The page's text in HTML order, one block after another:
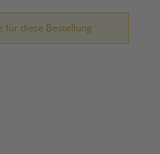
für diese Bestellung